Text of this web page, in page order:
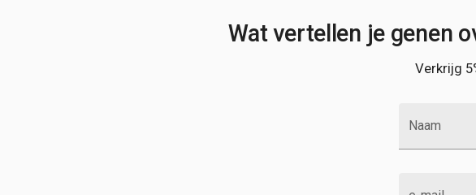
Wat vertellen je genen
Verkrijg
Naam